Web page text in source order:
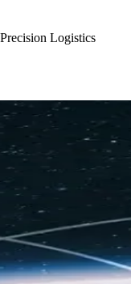
Logistics